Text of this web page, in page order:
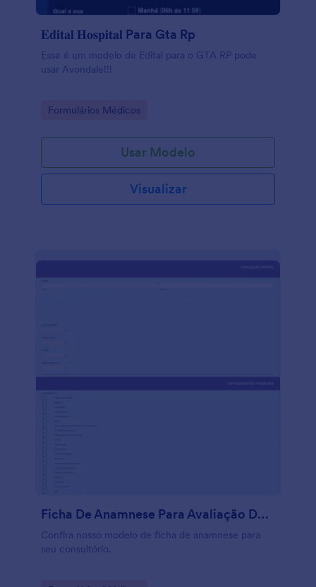
𝐄𝐝𝐢𝐭𝐚𝐥 𝐇𝐨𝐬𝐩𝐢𝐭𝐚𝐥 Para Gta Rp
Esse é um modelo de Edital para o GTA RP pode
usar Avondale!!!
Go to Category:
Formulários Médicos
Usar Modelo
Visualizar
Ficha De Anamnese Para Avaliação De Estado De Saúde
Confira nosso modelo de ficha de anamnese para
seu consultório.